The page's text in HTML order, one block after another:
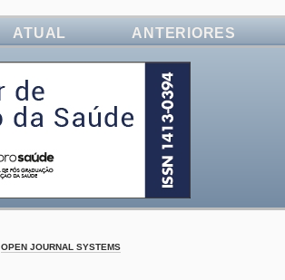
OPEN JOURNAL SYSTEMS
ATUAL ANTERIORES